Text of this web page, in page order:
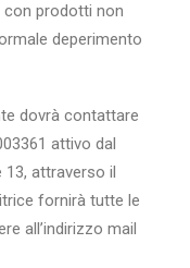
prodotti non
deperimento
dovrà contattare
attivo dal
13, attraverso il
fornirà tutte le
all’indirizzo mail